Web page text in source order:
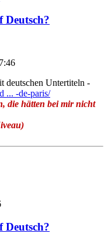
Deutsch?
deutschen Untertiteln -
... -de-paris/
die hätten bei mir nicht
Deutsch?